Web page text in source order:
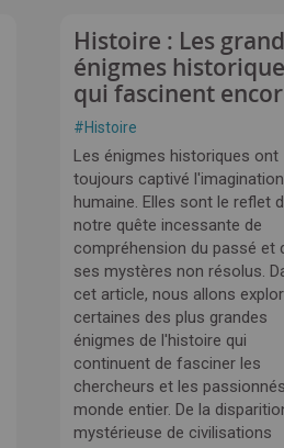
Histoire : Les
énigmes
qui fascinent
#Histoire
Les énigmes historiques ont
toujours captivé l'imagination
humaine. Elles sont le reflet
notre quête incessante de
compréhension du passé et
ses mystères non résolus.
cet article, nous allons
certaines des plus grandes
énigmes de l'histoire qui
continuent de fasciner les
chercheurs et les
monde entier. De la
mystérieuse de civilisations